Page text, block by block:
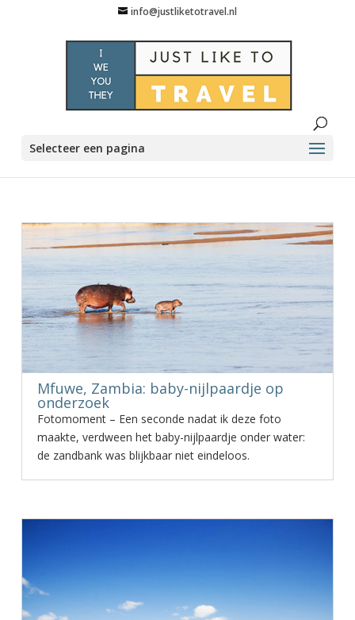
info@justliketotravel.nl
Selecteer een pagina
Mfuwe, Zambia: baby-nijlpaardje op
onderzoek
Fotomoment – Een seconde nadat ik deze foto
maakte, verdween het baby-nijlpaardje onder water:
de zandbank was blijkbaar niet eindeloos.